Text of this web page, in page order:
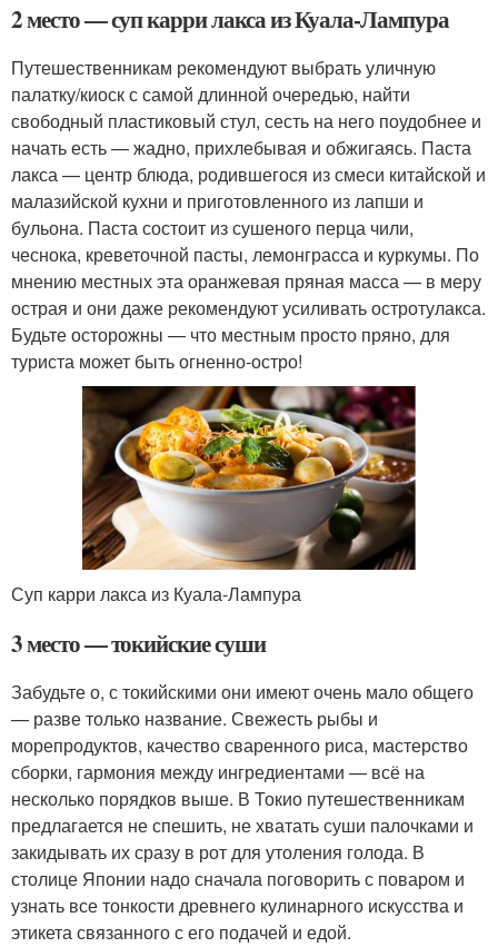
2 место — суп карри лакса из Куала-Лампура
Путешественникам рекомендуют выбрать уличную
палатку/киоск с самой длинной очередью, найти
свободный пластиковый стул, сесть на него поудобнее и
начать есть — жадно, прихлебывая и обжигаясь. Паста
лакса — центр блюда, родившегося из смеси китайской и
малазийской кухни и приготовленного из лапши и
бульона. Паста состоит из сушеного перца чили,
чеснока, креветочной пасты, лемонграсса и куркумы. По
мнению местных эта оранжевая пряная масса — в меру
острая и они даже рекомендуют усиливать остротулакса.
Будьте осторожны — что местным просто пряно, для
туриста может быть огненно-остро!
Суп карри лакса из Куала-Лампура
3 место — токийские суши
Забудьте о, с токийскими они имеют очень мало общего
— разве только название. Свежесть рыбы и
морепродуктов, качество сваренного риса, мастерство
сборки, гармония между ингредиентами — всё на
несколько порядков выше. В Токио путешественникам
предлагается не спешить, не хватать суши палочками и
закидывать их сразу в рот для утоления голода. В
столице Японии надо сначала поговорить с поваром и
узнать все тонкости древнего кулинарного искусства и
этикета связанного с его подачей и едой.